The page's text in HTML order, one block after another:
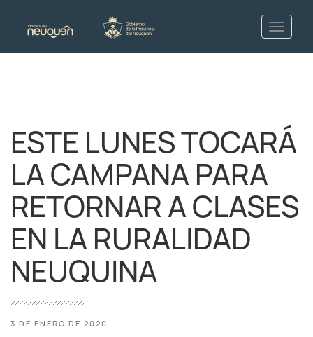
ESTE LUNES TOCARÁ
LA CAMPANA PARA
RETORNAR A CLASES
EN LA RURALIDAD
NEUQUINA
3 DE ENERO DE 2020